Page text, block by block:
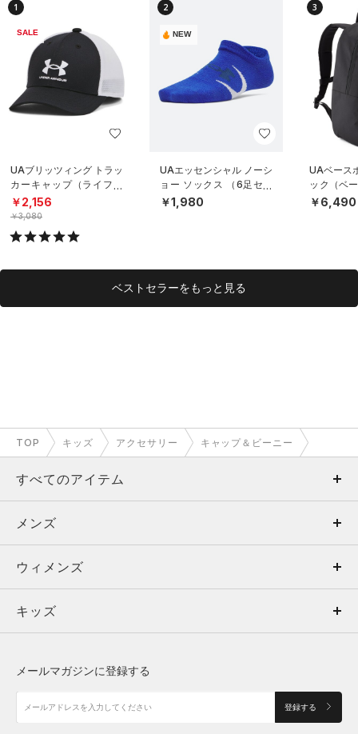
1
SALE
UAブリッツィング トラッ
カーキャップ（ライフス
タイル/BOYS）
￥2,156
￥3,080
2
NEW
UAエッセンシャル ノーシ
ョー ソックス （6足セッ
ト）（トレーニング/KID
S）
￥1,980
3
UAベース
ック（ベ
S）
￥6,490
ベストセラーをもっと見る
TOP キッズ アクセサリー キャップ＆ビーニー
すべてのアイテム
メンズ
ウィメンズ
キッズ
アクセサリー
メンズ
トップス
ボトムス
アクセサリー
ウィメンズ
トップス
シューズ
キッズ
メールマガジンに登録する
登録する